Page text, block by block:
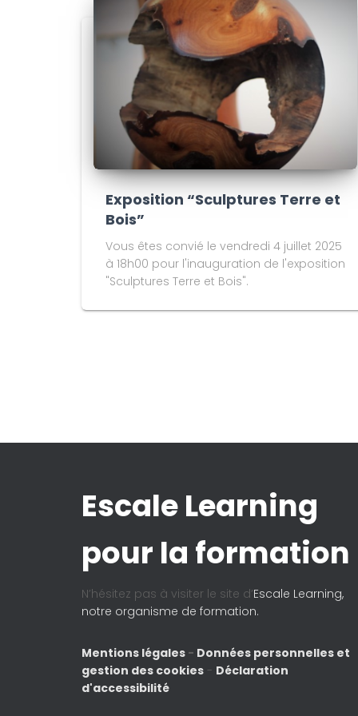
Exposition “Sculptures Terre et
Bois”
Vous êtes convié le vendredi 4 juillet 2025
à 18h00 pour l'inauguration de l'exposition
"Sculptures Terre et Bois".
Escale Learning
pour la formation
N’hésitez pas à visiter le site d’Escale Learning,
notre organisme de formation.
Mentions légales - Données personnelles et
gestion des cookies - Déclaration
d'accessibilité